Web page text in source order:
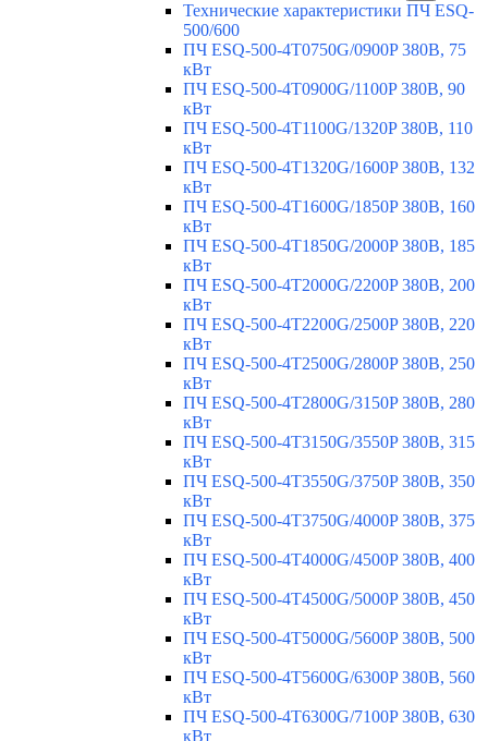
Технические характеристики ПЧ ESQ-
500/600
ПЧ ESQ-500-4T0750G/0900P 380В, 75
кВт
ПЧ ESQ-500-4T0900G/1100P 380В, 90
кВт
ПЧ ESQ-500-4T1100G/1320P 380В, 110
кВт
ПЧ ESQ-500-4T1320G/1600P 380В, 132
кВт
ПЧ ESQ-500-4T1600G/1850P 380В, 160
кВт
ПЧ ESQ-500-4T1850G/2000P 380В, 185
кВт
ПЧ ESQ-500-4T2000G/2200P 380В, 200
кВт
ПЧ ESQ-500-4T2200G/2500P 380В, 220
кВт
ПЧ ESQ-500-4T2500G/2800P 380В, 250
кВт
ПЧ ESQ-500-4T2800G/3150P 380В, 280
кВт
ПЧ ESQ-500-4T3150G/3550P 380В, 315
кВт
ПЧ ESQ-500-4T3550G/3750P 380В, 350
кВт
ПЧ ESQ-500-4T3750G/4000P 380В, 375
кВт
ПЧ ESQ-500-4T4000G/4500P 380В, 400
кВт
ПЧ ESQ-500-4T4500G/5000P 380В, 450
кВт
ПЧ ESQ-500-4T5000G/5600P 380В, 500
кВт
ПЧ ESQ-500-4T5600G/6300P 380В, 560
кВт
ПЧ ESQ-500-4T6300G/7100P 380В, 630
кВт